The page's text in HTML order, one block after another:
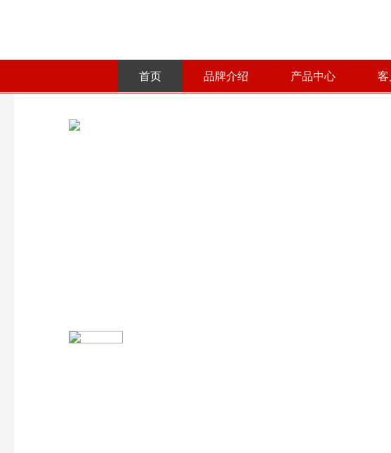
首页 品牌介绍 产品中心
防水油漆化工类